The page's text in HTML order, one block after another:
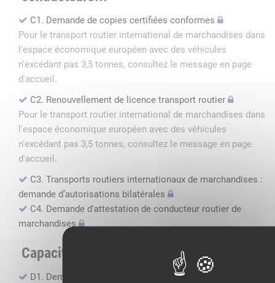
C1. Demande de copies certifiées conformes
Pour le transport routier international de marchandises dans
l'espace économique européen avec des véhicules
n'excédant pas 3,5 tonnes, consultez le message en page
d'accueil.
C2. Renouvellement de licence transport routier
Pour le transport routier international de marchandises dans
l'espace économique européen avec des véhicules
n'excédant pas 3,5 tonnes, consultez le message en page
d'accueil.
C3. Transports routiers internationaux de marchandises :
demande d’autorisations bilatérales
C4. Demande d'attestation de conducteur routier de
marchandises
Capacité professionnelle
D1. Demande d’attestation de capacité professionnelle